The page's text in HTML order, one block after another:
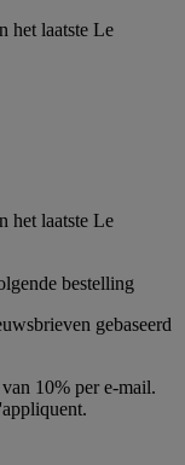
het laatste Le
het laatste Le
bestelling
gebaseerd
10% per e-mail.